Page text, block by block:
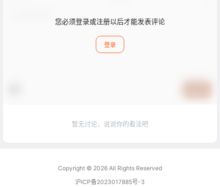
您必须登录或注册以后才能发表评论
登录
暂无讨论，说说你的看法吧
Copyright © 2026 All Rights Reserved
沪ICP备2023017885号-3